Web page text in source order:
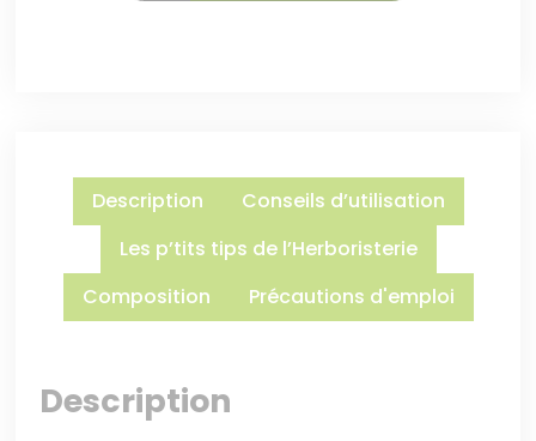
Description
Conseils d’utilisation
Les p’tits tips de l’Herboristerie
Composition
Précautions d'emploi
Description